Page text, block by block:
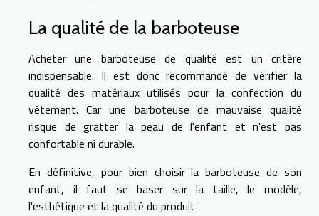
La qualité de la barboteuse
Acheter une barboteuse de qualité est un critère
indispensable. Il est donc recommandé de vérifier la
qualité des matériaux utilisés pour la confection du
vêtement. Car une barboteuse de mauvaise qualité
risque de gratter la peau de l'enfant et n'est pas
confortable ni durable.
En définitive, pour bien choisir la barboteuse de son
enfant, il faut se baser sur la taille, le modèle,
l'esthétique et la qualité du produit